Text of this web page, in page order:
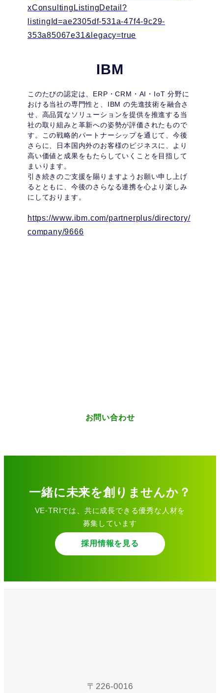
xConsultingListingDetail?
listingId=ae2305df-531a-47f4-9c29-
353a85067e31&legacy=true
IBM
このたびの認定は、ERP・CRM・AI・IoT 分野に
おける当社の専門性と、IBM の先進技術を融合さ
せ、高品質なソリューションを提供を推進する当
社の取り組みと革新への姿勢が評価されたもので
す。この戦略的パートナーシップを通じて、今後
さらに、日本国内外のお客様のビジネスに、より
高い価値と成果をもたらしていくことを目指して
まいります。
引き続きのご支援を賜りますようお願い申し上げ
るとともに、今後のさらなる連携を心より楽しみ
にしております。
https://www.ibm.com/partnerplus/directory/
company/9666
お問い合わせ
一緒に未来を創りませんか？
VE-TRIでは、共に成長できる優秀な人材を
募集しています
採用情報を見る
〒226-0016